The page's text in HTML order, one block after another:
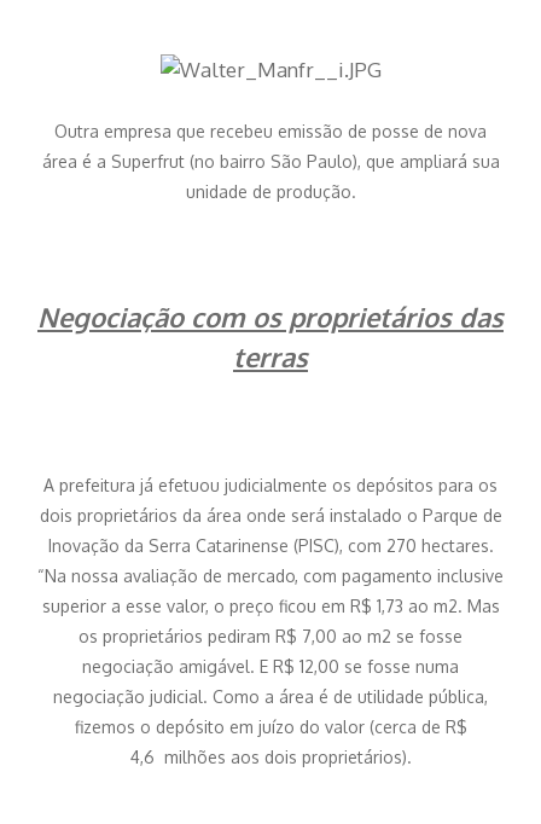
Outra empresa que recebeu emissão de posse de nova
área é a Superfrut (no bairro São Paulo), que ampliará sua
unidade de produção.
Negociação com os proprietários das
terras
A prefeitura já efetuou judicialmente os depósitos para os
dois proprietários da área onde será instalado o Parque de
Inovação da Serra Catarinense (PISC), com 270 hectares.
“Na nossa avaliação de mercado, com pagamento inclusive
superior a esse valor, o preço ficou em R$ 1,73 ao m2. Mas
os proprietários pediram R$ 7,00 ao m2 se fosse
negociação amigável. E R$ 12,00 se fosse numa
negociação judicial. Como a área é de utilidade pública,
fizemos o depósito em juízo do valor (cerca de R$
4,6 milhões aos dois proprietários).